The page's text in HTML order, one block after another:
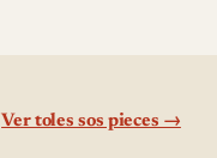
Ver toles sos pieces →